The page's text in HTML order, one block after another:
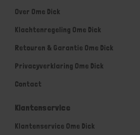
Over Ome Dick
Klachtenregeling Ome Dick
Retouren & Garantie Ome Dick
Privacyverklaring Ome Dick
Contact
Klantenservice
Klantenservice Ome Dick